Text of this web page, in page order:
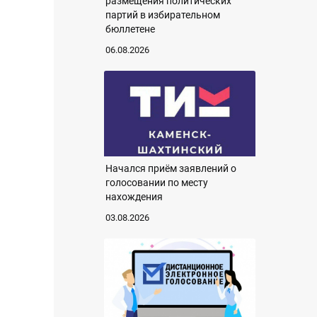
партий в избирательном
бюллетене
06.08.2026
Начался приём заявлений о
голосовании по месту
нахождения
03.08.2026